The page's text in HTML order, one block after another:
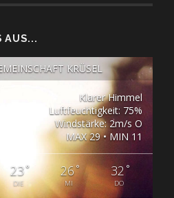
AUS...
KRÜSEL
Klarer Himmel
Luftfeuchtigkeit: 75%
Windstärke: 2m/s O
MAX 29 • MIN 11
23°
DIE
26°
MI
32 °
DO